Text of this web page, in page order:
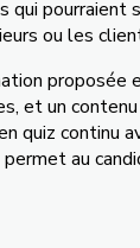
pourraient
ou les
proposée
et un
quiz continu
au